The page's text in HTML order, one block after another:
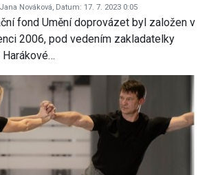
Nováková, Datum: 17. 7. 2023 0:05
fond Umění doprovázet byl založen v
2006, pod vedením zakladatelky
Harákové…